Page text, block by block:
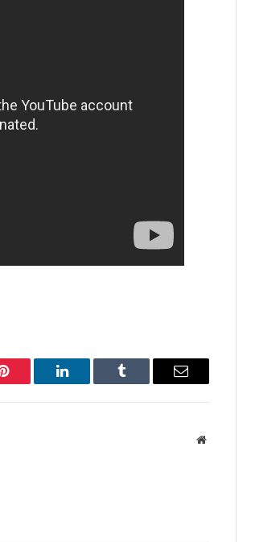
Pinterest LinkedIn Tumblr Имэйл
Вэбсайт